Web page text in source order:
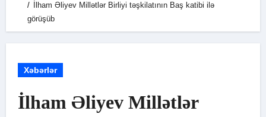
İlham Əliyev Millətlər Birliyi təşkilatının Baş katibi ilə
görüşüb
Xəbərlər
İlham Əliyev Millətlər